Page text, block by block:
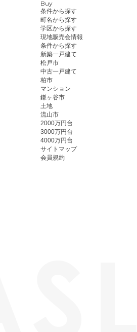
Buy
条件から探す
町名から探す
学区から探す
現地販売会情報
条件から探す
新築一戸建て
松戸市
中古一戸建て
柏市
マンション
鎌ヶ谷市
土地
流山市
2000万円台
3000万円台
4000万円台
サイトマップ
会員規約